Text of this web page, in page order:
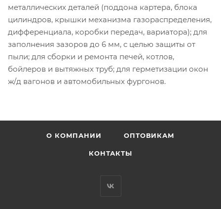
металлических деталей (поддона картера, блока
цилиндров, крышки механизма газораспределения,
дифференциала, коробки передач, вариатора); для
заполнения зазоров до 6 мм, с целью защиты от
пыли; для сборки и ремонта печей, котлов,
бойлеров и вытяжных труб; для герметизации окон
ж/д вагонов и автомобильных фургонов.
О КОМПАНИИ ОПТОВИКАМ
КОНТАКТЫ